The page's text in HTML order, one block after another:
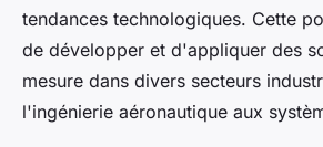
tendances technologiques. Cette
de développer et d'appliquer des
mesure dans divers secteurs
l'ingénierie aéronautique aux